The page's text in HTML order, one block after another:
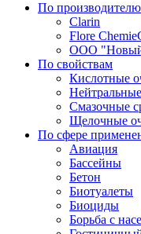
По производителю
Clarin
Flore
ООО "Новый
По свойствам
Кислотные
Смазочные
Щелочные
По сфере
Авиация
Бассейны
Бетон
Биотуалеты
Биоциды
Борьба с